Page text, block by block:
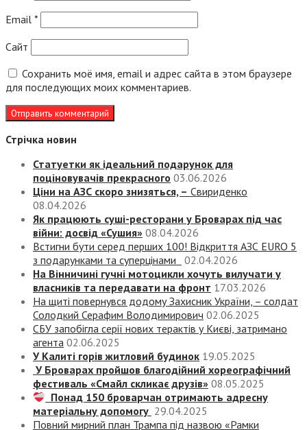
Email *
Сайт
Сохранить моё имя, email и адрес сайта в этом браузере
для последующих моих комментариев.
Стрічка новин
Статуетки як ідеальний подарунок для
поціновувачів прекрасного 03.06.2026
Ціни на АЗС скоро знизяться, – Свириденко
08.04.2026
Як працюють суші-ресторани у Броварах під час
війни: досвід «Сушия» 08.04.2026
Встигни бути серед перших 100! Відкриття АЗС EURO 5
з подарунками та суперцінами
02.04.2026
На Вінничині гучні мотоцикли хочуть вилучати у
власників та передавати на фронт 17.03.2026
На щиті повернувся додому Захисник України, – солдат
Солодкий Серафим Володимирович 02.06.2025
СБУ запобігла серії нових терактів у Києві, затримано
агента 02.06.2025
У Калиті горів житловий будинок 19.05.2025
У Броварах пройшов благодійний хореографічний
фестиваль «Смайл скликає друзів» 08.05.2025
Понад 150 броварчан отримають адресну
матеріальну допомогу 29.04.2025
Повний мирний план Трампа під назвою «‎Рамки